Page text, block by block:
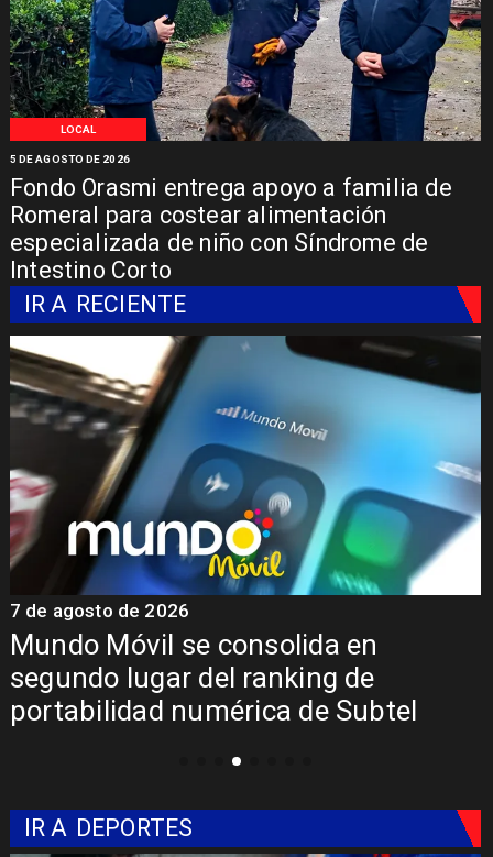
LOCAL
Fondo Orasmi entrega apoyo a familia de
Romeral para costear alimentación
especializada de niño con Síndrome de
Intestino Corto
5 DE AGOSTO DE 2026
IR A RECIENTE
Mundo Móvil se consolida en
segundo lugar del ranking de
portabilidad numérica de Subtel
7 de agosto de 2026
IR A DEPORTES